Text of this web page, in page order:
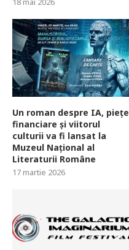
Un roman despre IA, piețe
financiare și viitorul
culturii va fi lansat la
Muzeul Național al
Literaturii Române
17 martie 2026